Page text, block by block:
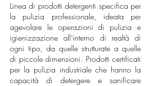
Linea di prodotti detergenti specifica per
la pulizia professionale, ideata per
agevolare le operazioni di pulizia e
igienizzazione all’interno di realtà di
ogni tipo, da quelle strutturate a quelle
di piccole dimensioni. Prodotti certificati
per la pulizia industriale che hanno la
capacità di detergere e sanificare